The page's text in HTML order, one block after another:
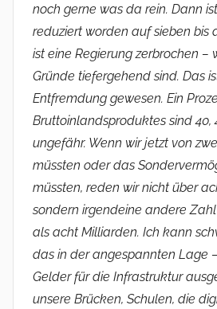
noch gerne was da rein. Dann
reduziert worden auf sieben bis
ist eine Regierung zerbrochen –
Gründe tiefergehend sind. Das
Entfremdung gewesen. Ein
Bruttoinlandsproduktes sind 40,
ungefähr. Wenn wir jetzt von
müssten oder das
müssten, reden wir nicht über
sondern irgendeine andere
als acht Milliarden. Ich kann
das in der angespannten Lage
Gelder für die Infrastruktur
unsere Brücken, Schulen, die